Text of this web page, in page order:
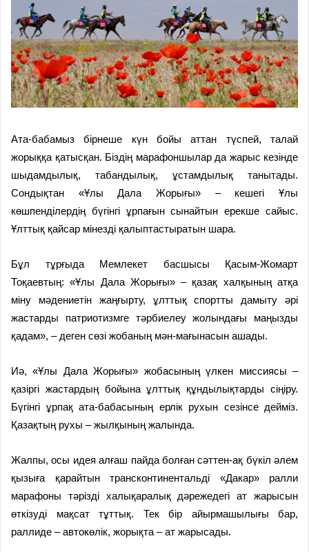
Ата-бабамыз бірнеше күн бойы аттан түспей, талай
жорыққа қа­тыс­қан. Біздің марафоншылар да жарыс кезінде
шыдамдылық, т­а­бан­дылық, ұстамдылық танытады.
Сондықтан «Ұлы Дала Жорығы» – кешегі Ұлы
көшпенділердің бүгінгі ұрпағын сынайтын ерекше сайыс.
Ұлттық қайсар мінезді қалыптас­тыратын шара.
Бұл тұрғыда Мемлекет басшы­сы Қасым-Жомарт
Тоқаевтың: «Ұлы Дала Жорығы» – қазақ хал­қы­ның атқа
міну мәдениетін жаң­ғырту, ұлттық спортты дамыту әрі
жастарды патриотизмге тәрбиелеу жолындағы маңызды
қадам», – деген сөзі жобаның мән-мағына­сын ашады.
Иә, «Ұлы Дала Жорығы» жоба­сының үлкен миссиясы –
қазіргі жастардың бойына ұлттық құнды­лықтарды сіңіру.
Бүгінгі ұрпақ ата-бабасының ерлік рухын сезінсе дейміз.
Қазақтың рухы – жылқы­н­ың жалында.
Жалпы, осы идея алғаш пайда бол­ған сәттен-ақ бүкіл әлем
қызы­ға қарайтын трансконтинентальді «Дакар» ралли
марафоны тәрізді халықаралық дәрежедегі ат жарыс­ын
өткізуді мақсат тұттық. Тек бір айырмашылығы бар,
раллиде – автокөлік, жорықта – ат жарысады.